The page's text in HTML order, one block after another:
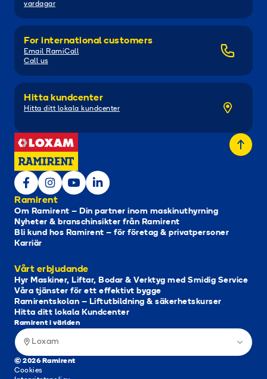
vardagar
For international customers
Email RamiCall
Call us
Hitta kundcenter
Hitta ditt lokala kundcenter
Ramirent
Om Ramirent – Din partner inom maskinuthyrning
Nyheter & branschinsikter från Ramirent
Bli kund hos Ramirent – för företag & privatpersoner
Karriär
Vårt erbjudande
Hyr Maskiner, Liftar, Bodar & Verktyg med Smidig Service
Våra tjänster för ett effektivt bygge
Ramirentskolan – Liftutbildning & säkerhetskurser
Hitta ditt lokala Kundcenter
© 2026 Ramirent
Cookies
Ramirent i världen
Loxam